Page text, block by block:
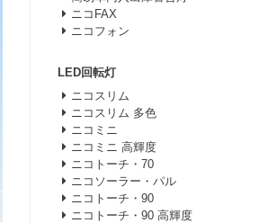
ニコFAX
ニコフォン
LED回転灯
ニコスリム
ニコスリム 多色
ニコミニ
ニコミニ 高輝度
ニコトーチ・70
ニコソーラー・パル
ニコトーチ・90
ニコトーチ・90 高輝度